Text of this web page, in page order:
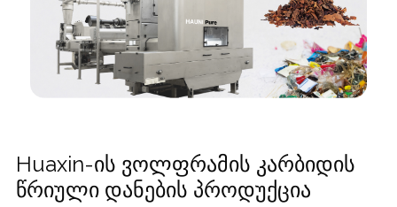
Huaxin-ის ვოლფრამის კარბიდის
წრიული დანების პროდუქცია